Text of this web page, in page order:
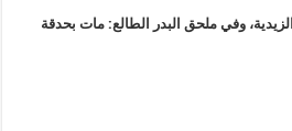
وفي ملحق البدر الطالع: مات بحدقة